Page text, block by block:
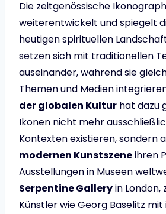
Die zeitgenössische
weiterentwickelt und spiegelt
heutigen spirituellen
setzen sich mit traditionellen
auseinander, während sie
Themen und Medien
der globalen Kultur hat dazu
Ikonen nicht mehr
Kontexten existieren, sondern
modernen Kunstszeneihren
Ausstellungen in Museen
Serpentine Galleryin London,
Künstler wie Georg Baselitz